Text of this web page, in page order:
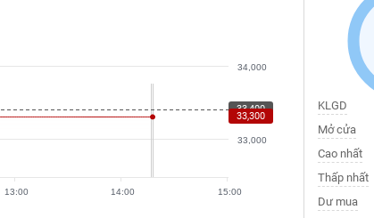
33,000
34,000
13:00 14:00 15:00
33,400
33,300
KLGD
Mở cửa
Cao nhất
Thấp nhất
Dư mua